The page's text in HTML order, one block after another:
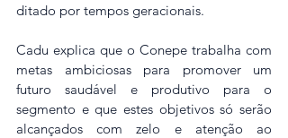
ditado por tempos geracionais.
Cadu explica que o Conepe trabalha com
metas ambiciosas para promover um
futuro saudável e produtivo para o
segmento e que estes objetivos só serão
alcançados com zelo e atenção ao